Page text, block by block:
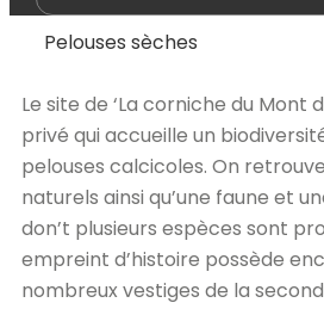
Pelouses sèches
Le site de ‘La corniche du Mont
privé qui accueille un
pelouses calcicoles. On
naturels ainsi qu’une faune et
don’t plusieurs espèces sont
empreint d’histoire possède
nombreux vestiges de la